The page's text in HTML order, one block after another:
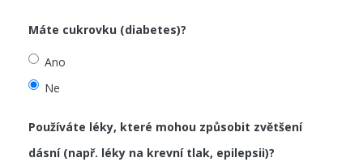
Máte cukrovku (diabetes)?
Ano
Ne
Používáte léky, které mohou způsobit zvětšení
dásní (např. léky na krevní tlak, epilepsii)?